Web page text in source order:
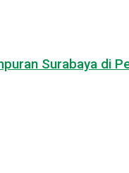
Surabaya di